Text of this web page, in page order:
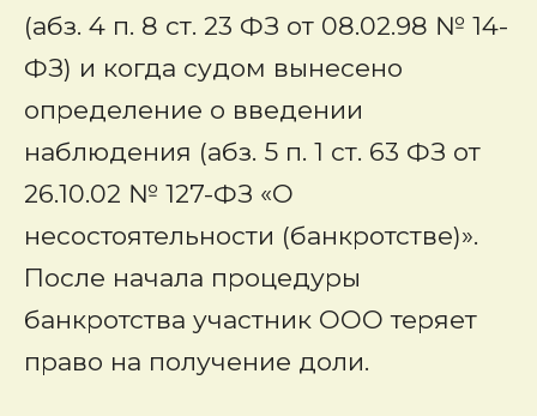
(абз. 4 п. 8 ст. 23 ФЗ от 08.02.98 № 14-
ФЗ) и когда судом вынесено
определение о введении
наблюдения (абз. 5 п. 1 ст. 63 ФЗ от
26.10.02 № 127-ФЗ «О
несостоятельности (банкротстве)».
После начала процедуры
банкротства участник ООО теряет
право на получение доли.